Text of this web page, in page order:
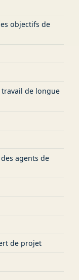
objectifs de
de longue
agents de
de projet